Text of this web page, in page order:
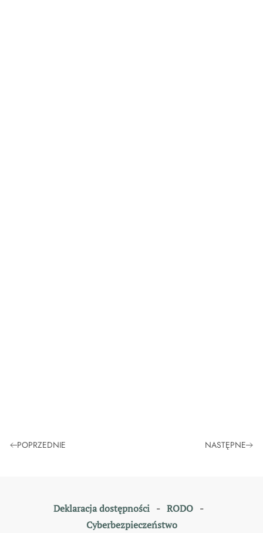
POPRZEDNIE NASTĘPNE
Deklaracja dostępności- RODO-
Cyberbezpieczeństwo